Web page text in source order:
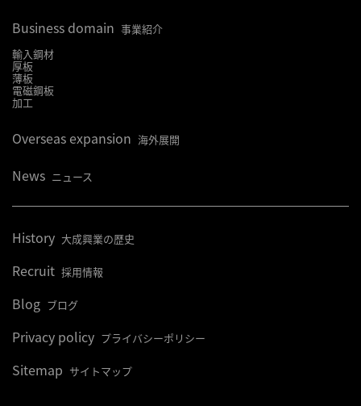
Business domain 事業紹介
輸入鋼材
厚板
薄板
電磁鋼板
加工
Overseas expansion 海外展開
News ニュース
History 大成興業の歴史
Recruit 採用情報
Blog ブログ
Privacy policy プライバシーポリシー
Sitemap サイトマップ